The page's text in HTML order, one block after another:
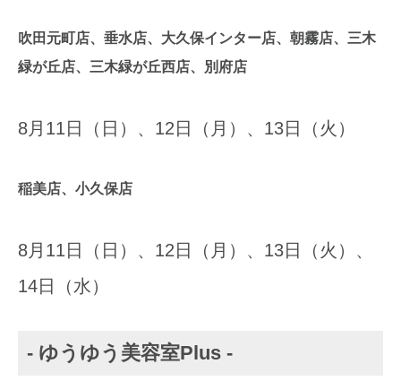
吹田元町店、垂水店、大久保インター店、朝霧店、三木
緑が丘店、三木緑が丘西店、別府店
8月11日（日）、12日（月）、13日（火）
稲美店、小久保店
8月11日（日）、12日（月）、13日（火）、
14日（水）
- ゆうゆう美容室Plus -